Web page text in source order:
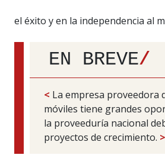
el éxito y en la independencia al
EN BREVE/
< La empresa proveedora
móviles tiene grandes
la proveeduría nacional
proyectos de crecimiento. >